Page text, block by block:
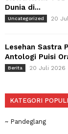
Dunia di...
Uncategorized 20
Lesehan Sastra
Antologi Puisi
Berita 20 Juli 2026
KATEGORI
~ Pandeglang